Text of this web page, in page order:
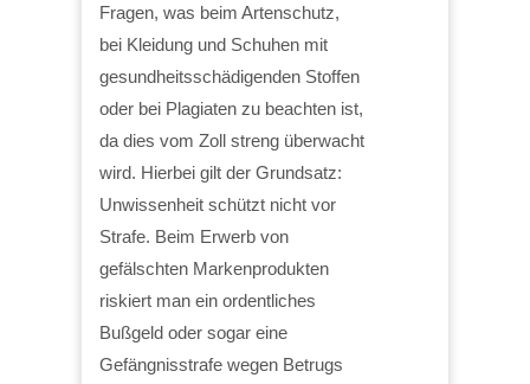
Fragen, was beim Artenschutz,
bei Kleidung und Schuhen mit
gesundheitsschädigenden Stoffen
oder bei Plagiaten zu beachten ist,
da dies vom Zoll streng überwacht
wird. Hierbei gilt der Grundsatz:
Unwissenheit schützt nicht vor
Strafe. Beim Erwerb von
gefälschten Markenprodukten
riskiert man ein ordentliches
Bußgeld oder sogar eine
Gefängnisstrafe wegen Betrugs